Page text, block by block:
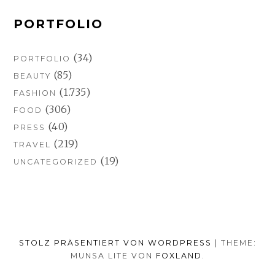
PORTFOLIO
PORTFOLIO (34)
BEAUTY (85)
FASHION (1.735)
FOOD (306)
PRESS (40)
TRAVEL (219)
UNCATEGORIZED (19)
STOLZ PRÄSENTIERT VON WORDPRESS
THEME:
MUNSA LITE VON FOXLAND